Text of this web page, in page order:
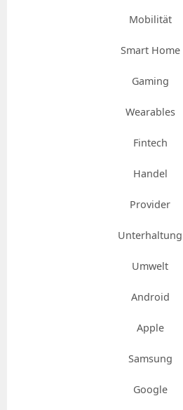
Mobilität
Smart Home
Gaming
Wearables
Fintech
Handel
Provider
Unterhaltung
Umwelt
Android
Apple
Samsung
Google